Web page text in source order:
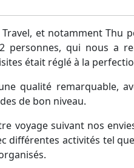
Travel, et notamment Thu
personnes, qui nous a
était réglé à la
qualité remarquable,
de bon niveau.
voyage suivant nos
différentes activités tel